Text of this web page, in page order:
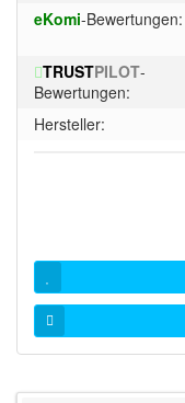
eKomi-Bewertungen:
TRUSTPILOT-
Bewertungen:
Hersteller: